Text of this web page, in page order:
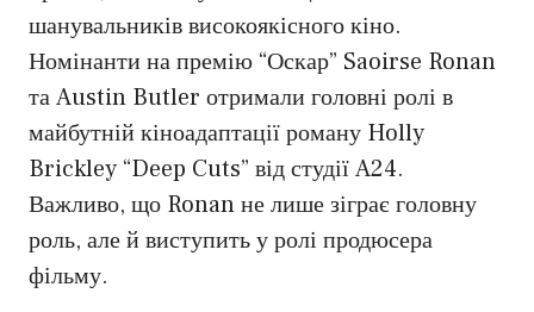
шанувальників високоякісного кіно.
Номінанти на премію “Оскар” Saoirse Ronan
та Austin Butler отримали головні ролі в
майбутній кіноадаптації роману Holly
Brickley “Deep Cuts” від студії A24.
Важливо, що Ronan не лише зіграє головну
роль, але й виступить у ролі продюсера
фільму.